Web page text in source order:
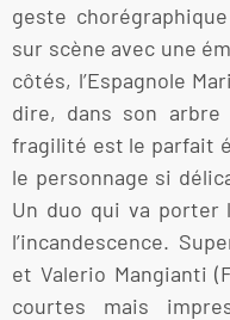
geste
sur scène avec une
côtés, l’Espagnole
dire, dans son arbre
fragilité est le parfait
le personnage si
Un duo qui va porter
l’incandescence.
et Valerio Mangianti
courtes mais